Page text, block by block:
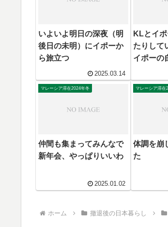
いよいよ明日の深夜（明
後日の未明）にイポーか
ら旅立つ
2025.03.14
KLとイ
たりして
イポーの
マレーシア滞在2024年冬
仲間も集まってみんなで
新年会、やっぱりいいわ
2025.01.02
マレーシア滞在
体調を崩
た
ホーム 撤退後の日本暮らし